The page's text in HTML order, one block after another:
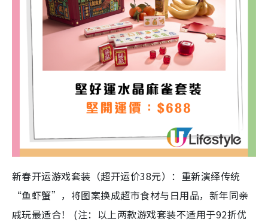
新春开运游戏套装（超开运价38元）：重新演绎传统
“鱼虾蟹”，将图案换成超市食材与日用品，新年同亲
戚玩最适合！ (注：以上两款游戏套装不适用于92折优